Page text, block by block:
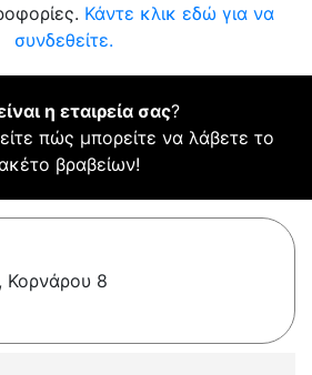
Κάντε κλικ εδώ για να
συνδεθείτε.
η εταιρεία σας?
πώς μπορείτε να λάβετε το
βραβείων!
Κορνάρου 8